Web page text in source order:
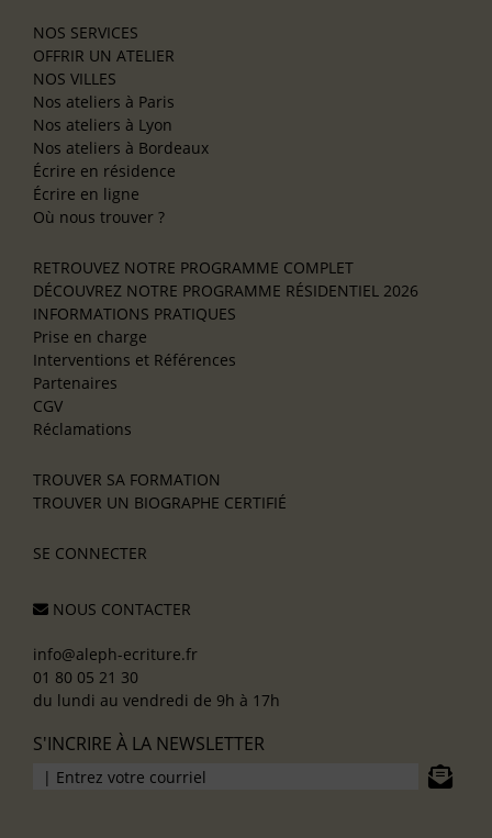
NOS SERVICES
OFFRIR UN ATELIER
NOS VILLES
Nos ateliers à Paris
Nos ateliers à Lyon
Nos ateliers à Bordeaux
Écrire en résidence
Écrire en ligne
Où nous trouver ?
RETROUVEZ NOTRE PROGRAMME COMPLET
DÉCOUVREZ NOTRE PROGRAMME RÉSIDENTIEL 2026
INFORMATIONS PRATIQUES
Prise en charge
Interventions et Références
Partenaires
CGV
Réclamations
TROUVER SA FORMATION
TROUVER UN BIOGRAPHE CERTIFIÉ
SE CONNECTER
NOUS CONTACTER
info@aleph-ecriture.fr
01 80 05 21 30
du lundi au vendredi de 9h à 17h
S'INCRIRE À LA NEWSLETTER